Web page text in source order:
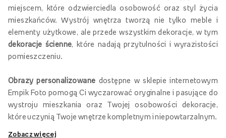
miejscem, które odzwierciedla osobowość oraz styl życia
mieszkańców. Wystrój wnętrza tworzą nie tylko meble i
elementy użytkowe, ale przede wszystkim dekoracje, w tym
dekoracje ścienne , które nadają przytulności i wyrazistości
pomieszczeniu.
Obrazy personalizowane dostępne w sklepie internetowym
Empik Foto pomogą Ci wyczarować oryginalne i pasujące do
wystroju mieszkania oraz Twojej osobowości dekoracje,
które uczynią Twoje wnętrze kompletnym i niepowtarzalnym.
Zobacz więcej